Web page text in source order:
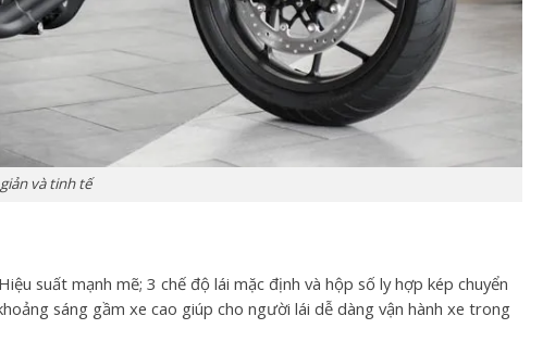
và tinh tế
suất mạnh mẽ; 3 chế độ lái mặc định và hộp số ly hợp kép chuyển
sáng gầm xe cao giúp cho người lái dễ dàng vận hành xe trong